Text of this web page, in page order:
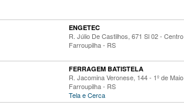
ENGETEC
R. Júlio De Castilhos, 671 Sl 02 - Centro
Farroupilha - RS
FERRAGEM BATISTELA
R. Jacomina Veronese, 144 - 1º de Maio
Farroupilha - RS
Tela e Cerca